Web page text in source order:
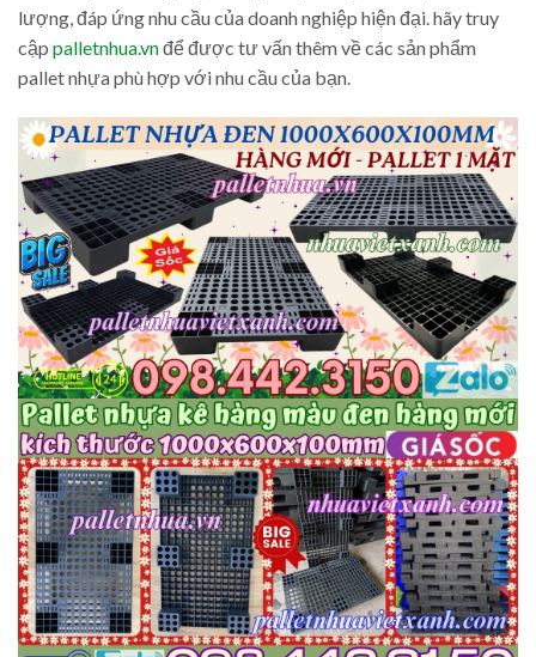
lượng, đáp ứng nhu cầu của doanh nghiệp hiện đại. hãy truy
cập palletnhua.vnđể được tư vấn thêm về các sản phẩm
pallet nhựa phù hợp với nhu cầu của bạn.